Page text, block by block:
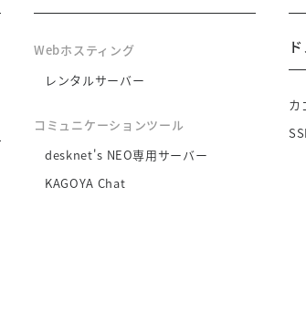
Webホスティング
レンタルサーバー
コミュニケーションツール
desknet's NEO専用サーバー
KAGOYA Chat
カ